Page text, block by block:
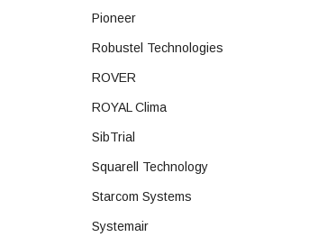
Pioneer
Robustel Technologies
ROVER
ROYAL Clima
SibTrial
Squarell Technology
Starcom Systems
Systemair